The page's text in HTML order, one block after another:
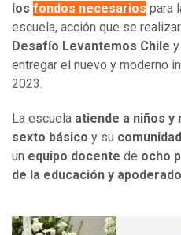
los fondos necesarios para
escuela, acción que se
Desafío Levantemos Chile
entregar el nuevo y moderno
2023.
La escuela atiende a niños y
sexto básico y su
un equipo docente de ocho
de la educación y